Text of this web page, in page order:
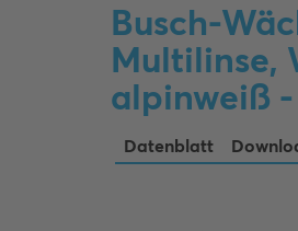
Busch-
Multilinse,
alpinweiß -
Datenblatt